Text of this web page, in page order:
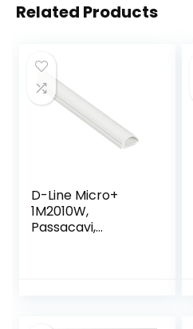
Related Products
D-Line Micro+
1M2010W,
Passacavi,